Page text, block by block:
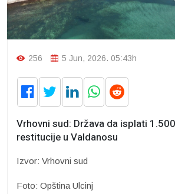
256 5 Jun, 2026. 05:43h
Vrhovni sud: Država da isplati
restitucije u Valdanosu
Izvor: Vrhovni sud
Foto: Opština Ulcinj